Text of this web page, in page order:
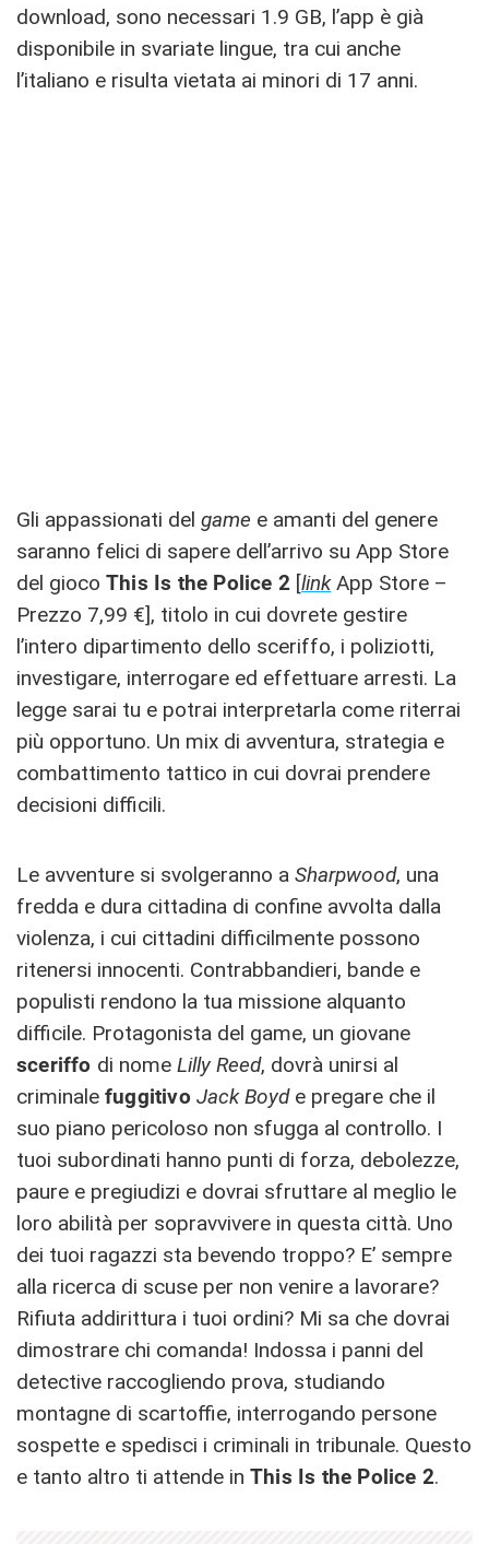
download, sono necessari 1.9 GB, l’app è già
disponibile in svariate lingue, tra cui anche
l’italiano e risulta vietata ai minori di 17 anni.
Gli appassionati del game e amanti del genere
saranno felici di sapere dell’arrivo su App Store
del gioco This Is the Police 2 [linkApp Store –
Prezzo 7,99 €], titolo in cui dovrete gestire
l’intero dipartimento dello sceriffo, i poliziotti,
investigare, interrogare ed effettuare arresti. La
legge sarai tu e potrai interpretarla come riterrai
più opportuno. Un mix di avventura, strategia e
combattimento tattico in cui dovrai prendere
decisioni difficili.
Le avventure si svolgeranno a Sharpwood, una
fredda e dura cittadina di confine avvolta dalla
violenza, i cui cittadini difficilmente possono
ritenersi innocenti. Contrabbandieri, bande e
populisti rendono la tua missione alquanto
difficile. Protagonista del game, un giovane
sceriffo di nome Lilly Reed, dovrà unirsi al
criminale fuggitivo Jack Boyde pregare che il
suo piano pericoloso non sfugga al controllo. I
tuoi subordinati hanno punti di forza, debolezze,
paure e pregiudizi e dovrai sfruttare al meglio le
loro abilità per sopravvivere in questa città. Uno
dei tuoi ragazzi sta bevendo troppo? E’ sempre
alla ricerca di scuse per non venire a lavorare?
Rifiuta addirittura i tuoi ordini? Mi sa che dovrai
dimostrare chi comanda! Indossa i panni del
detective raccogliendo prova, studiando
montagne di scartoffie, interrogando persone
sospette e spedisci i criminali in tribunale. Questo
e tanto altro ti attende in This Is the Police 2.